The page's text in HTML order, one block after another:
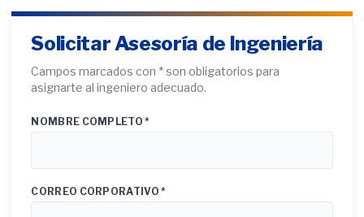
Solicitar Asesoría de Ingeniería
Campos marcados con * son obligatorios para
asignarte al ingeniero adecuado.
NOMBRE COMPLETO *
CORREO CORPORATIVO *